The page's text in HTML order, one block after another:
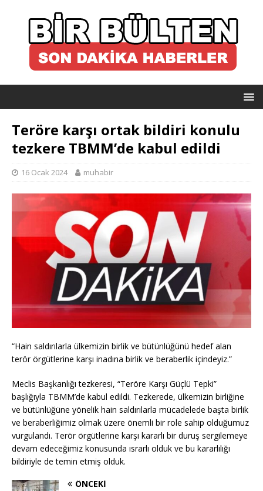
Teröre karşı ortak bildiri konulu
tezkere TBMM’de kabul edildi
16 Ocak 2024 muhabir
“Hain saldırılarla ülkemizin birlik ve bütünlüğünü hedef alan
terör örgütlerine karşı inadına birlik ve beraberlik içindeyiz.”
Meclis Başkanlığı tezkeresi, “Teröre Karşı Güçlü Tepki”
başlığıyla TBMM’de kabul edildi. Tezkerede, ülkemizin birliğine
ve bütünlüğüne yönelik hain saldırılarla mücadelede başta birlik
ve beraberliğimiz olmak üzere önemli bir role sahip olduğumuz
vurgulandı. Terör örgütlerine karşı kararlı bir duruş sergilemeye
devam edeceğimiz konusunda ısrarlı olduk ve bu kararlılığı
bildiriyle de temin etmiş olduk.
ÖNCEKI